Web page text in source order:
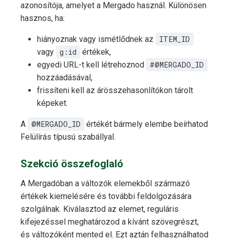
azonosítója, amelyet a Mergado használ. Különösen
hasznos, ha:
hiányoznak vagy ismétlődnek az
ITEM_ID
vagy g:id
értékek,
egyedi URL-t kell létrehoznod
#@MERGADO_ID
hozzáadásával,
frissíteni kell az árösszehasonlítókon tárolt
képeket.
A @MERGADO_ID
értékét bármely elembe beírhatod
Felülírás típusú szabállyal.
Szekció összefoglaló
A Mergadóban a változók elemekből származó
értékek kiemelésére és további feldolgozására
szolgálnak. Kiválasztod az elemet, reguláris
kifejezéssel meghatározod a kívánt szövegrészt,
és változóként mented el. Ezt aztán felhasználhatod